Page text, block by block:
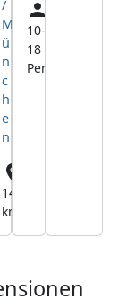
9,2
km
/
M
ü
n
c
h
e
n
14,8
km
10-
18
Pers.